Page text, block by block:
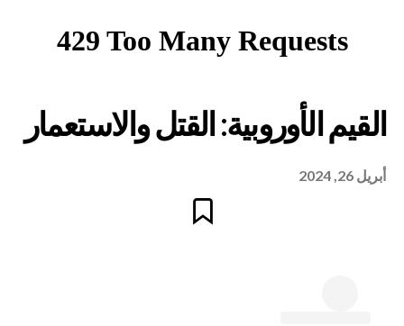
أبريل 26, 2024